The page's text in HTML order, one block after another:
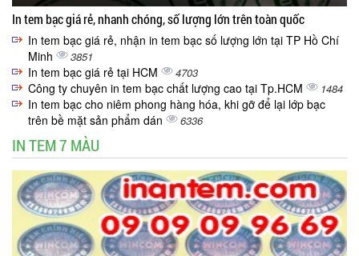
In tem bạc giá rẻ, nhanh chóng, số lượng lớn trên toàn quốc
In tem bạc giá rẻ, nhận in tem bạc số lượng lớn tại TP Hồ Chí
Minh
3851
In tem bạc giá rẻ tại HCM 4703
Công ty chuyên in tem bạc chất lượng cao tại Tp.HCM 1484
In tem bạc cho niêm phong hàng hóa, khi gỡ để lại lớp bạc
trên bề mặt sản phẩm dán
6336
IN TEM 7 MÀU